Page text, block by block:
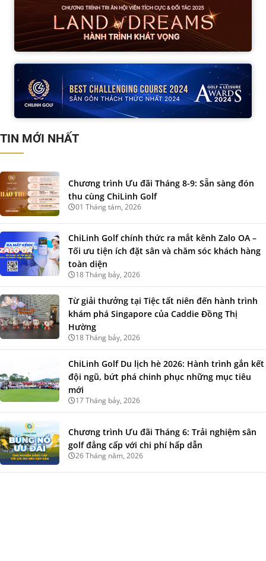
TIN MỚI NHẤT
Chương trình Ưu đãi Tháng 8-9: Sẵn sàng đón
thu cùng ChiLinh Golf
01 Tháng tám, 2026
ChiLinh Golf chính thức ra mắt kênh Zalo OA –
Tối ưu tiện ích đặt sân và chăm sóc khách hàng
toàn diện
18 Tháng bảy, 2026
Từ giải thưởng tại Tiệc tất niên đến hành trình
khám phá Singapore của Caddie Đồng Thị
Hường
18 Tháng bảy, 2026
ChiLinh Golf Du lịch hè 2026: Hành trình gắn kết
đội ngũ, bứt phá chinh phục những mục tiêu
mới
17 Tháng bảy, 2026
Chương trình Ưu đãi Tháng 6: Trải nghiệm sân
golf đẳng cấp với chi phí hấp dẫn
26 Tháng năm, 2026